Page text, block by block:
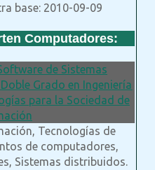
base: 2010-09-09
Computadores:
de Sistemas
Grado en Ingeniería
para la Sociedad de
Tecnologías de
de computadores,
Sistemas distribuidos.